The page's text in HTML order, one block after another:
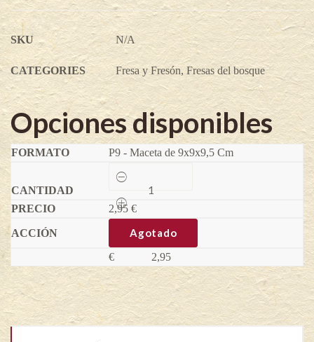
SKU N/A
CATEGORIES Fresa y Fresón, Fresas del bosque
Opciones disponibles
P9 - Maceta de 9x9x9,5 Cm
Yellow
wonder®
Fragaria
vesca
quantity
2,95 €
Agotado
€ 2,95